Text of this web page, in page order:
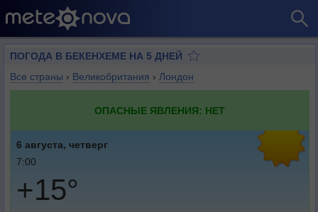
ПОГОДА В БЕКЕНХЕМЕ НА 5 ДНЕЙ
Все страны › Великобритания › Лондон
ОПАСНЫЕ ЯВЛЕНИЯ: НЕТ
6 августа, четверг
7:00
+15°